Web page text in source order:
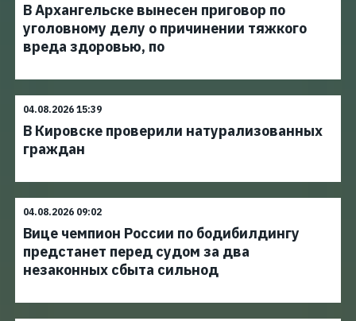
В Архангельске вынесен приговор по
уголовному делу о причинении тяжкого
вреда здоровью, по
04.08.2026 15:39
В Кировске проверили натурализованных
граждан
04.08.2026 09:02
Вице чемпион России по бодибилдингу
предстанет перед судом за два
незаконных сбыта сильнод